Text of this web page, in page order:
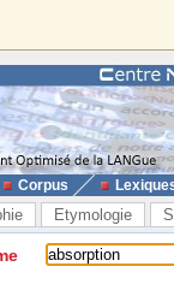
Corpus
Etymologie